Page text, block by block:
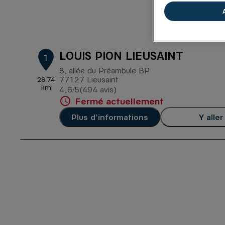
1
29.74
km
LOUIS PION LIEUSAINT
3, allée du Préambule BP
77127 Lieusaint
4,6/5 Note de 4.6 sur 5
(494 avis)
Fermé actuellement
Plus d'informations Y aller